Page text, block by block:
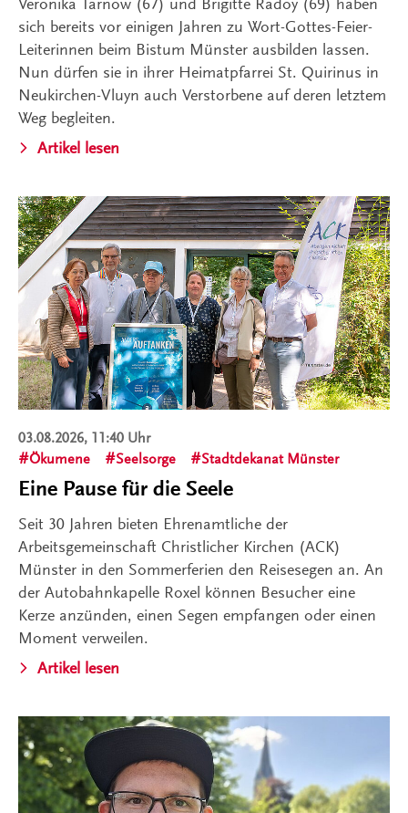
sich bereits vor einigen Jahren zu Wort-Gottes-Feier-
Leiterinnen beim Bistum Münster ausbilden lassen.
Nun dürfen sie in ihrer Heimatpfarrei St. Quirinus in
Neukirchen-Vluyn auch Verstorbene auf deren letztem
Weg begleiten.
Artikel lesen
03.08.2026, 11:40 Uhr
Ökumene
Seelsorge Stadtdekanat Münster
Eine Pause für die Seele
Seit 30 Jahren bieten Ehrenamtliche der
Arbeitsgemeinschaft Christlicher Kirchen (ACK)
Münster in den Sommerferien den Reisesegen an. An
der Autobahnkapelle Roxel können Besucher eine
Kerze anzünden, einen Segen empfangen oder einen
Moment verweilen.
Artikel lesen